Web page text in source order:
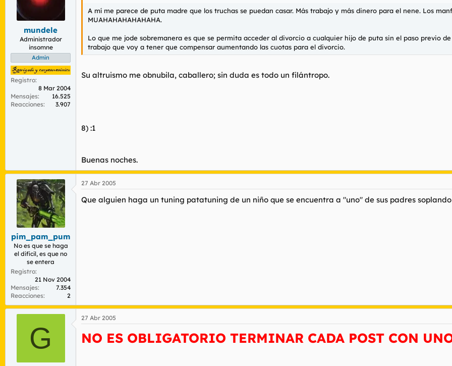
mundele
Administrador
insomne
Admin
Registro
8 Mar 2004
Mensajes
16.525
Reacciones
3.907
A mí me parece de puta madre que los truchas se puedan casar. Más trabajo y más dinero para el nene. Los
MUAHAHAHAHAHAHA.
Lo que me jode sobremanera es que se permita acceder al divorcio a cualquier hijo de puta sin el paso previo
trabajo que voy a tener que compensar aumentando las cuotas para el divorcio.
Su altruismo me obnubila, caballero; sin duda es todo un filántropo.
8) :1
Buenas noches.
pim_pam_pum
No es que se haga
el dificil, es que no
se entera
Registro
21 Nov 2004
Mensajes
7.354
Reacciones
2
27 Abr 2005
Que alguien haga un tuning patatuning de un niño que se encuentra a "uno" de sus padres
G
27 Abr 2005
NO ES OBLIGATORIO TERMINAR CADA POST CON